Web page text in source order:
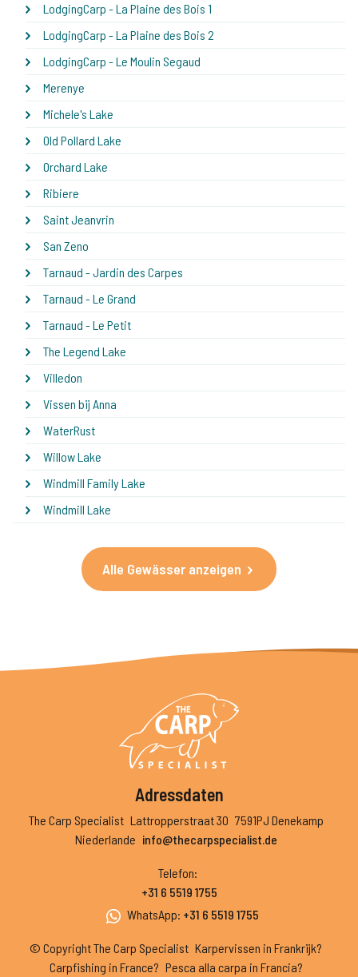
LodgingCarp - La Plaine des Bois 1
LodgingCarp - La Plaine des Bois 2
LodgingCarp - Le Moulin Segaud
Merenye
Michele's Lake
Old Pollard Lake
Orchard Lake
Ribiere
Saint Jeanvrin
San Zeno
Tarnaud - Jardin des Carpes
Tarnaud - Le Grand
Tarnaud - Le Petit
The Legend Lake
Villedon
Vissen bij Anna
WaterRust
Willow Lake
Windmill Family Lake
Windmill Lake
Alle Gewässer anzeigen
Adressdaten
The Carp Specialist Lattropperstraat 30 7591PJ Denekamp
Niederlande info@thecarpspecialist.de
Telefon:
+31 6 5519 1755
WhatsApp: +31 6 5519 1755
© Copyright The Carp Specialist Karpervissen in Frankrijk?
Carpfishing in France? Pesca alla carpa in Francia?